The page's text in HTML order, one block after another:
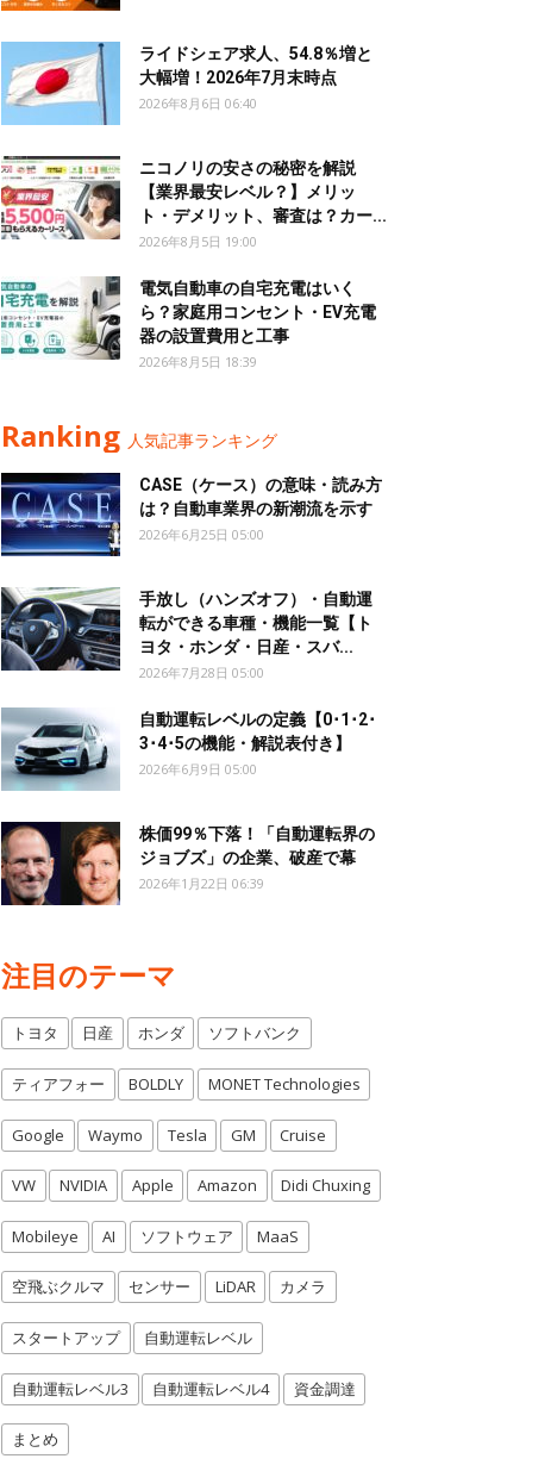
ライドシェア求人、54.8％増と
大幅増！2026年7月末時点
2026年8月6日 06:40
ニコノリの安さの秘密を解説
【業界最安レベル？】メリッ
ト・デメリット、審査は？カー...
2026年8月5日 19:00
電気自動車の自宅充電はいく
ら？家庭用コンセント・EV充電
器の設置費用と工事
2026年8月5日 18:39
Ranking 人気記事ランキング
CASE（ケース）の意味・読み方
は？自動車業界の新潮流を示す
2026年6月25日 05:00
手放し（ハンズオフ）・自動運
転ができる車種・機能一覧【ト
ヨタ・ホンダ・日産・スバ...
2026年7月28日 05:00
自動運転レベルの定義【0･1･2･
3･4･5の機能・解説表付き】
2026年6月9日 05:00
株価99％下落！「自動運転界の
ジョブズ」の企業、破産で幕
2026年1月22日 06:39
注目のテーマ
トヨタ 日産 ホンダ ソフトバンク
ティアフォー BOLDLY MONET Technologies
Google Waymo Tesla GM Cruise
VW NVIDIA Apple Amazon Didi Chuxing
Mobileye AI ソフトウェア MaaS
空飛ぶクルマ センサー LiDAR カメラ
スタートアップ 自動運転レベル
自動運転レベル3 自動運転レベル4 資金調達
まとめ